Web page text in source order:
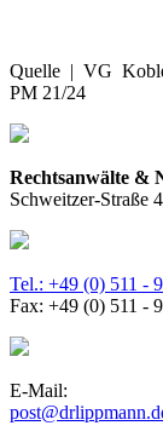
Quelle | VG
PM 21/24
Rechtsanwälte &
Schweitzer-Straße
Tel.: +49 (0) 511 -
Fax: +49 (0) 511 -
E-Mail: